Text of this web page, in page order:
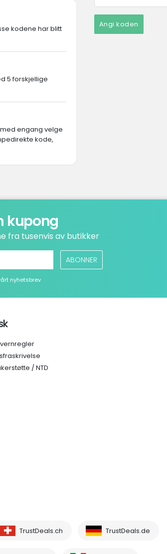
Angi koden
kodene har blitt
5 forskjellige
engang velge
kode,
kupong
fra tusenvis av butikker
ABONNER
nyhetsbrev
/ NTD
TrustDeals.ch TrustDeals.de